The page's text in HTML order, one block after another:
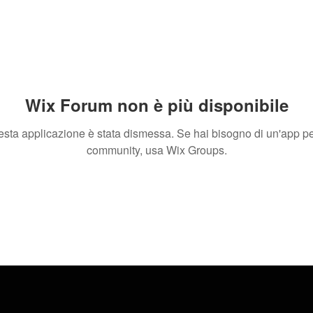
Wix Forum non è più disponibile
applicazione è stata dismessa. Se hai bisogno di un'app
community, usa Wix Groups.